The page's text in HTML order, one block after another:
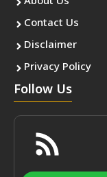
Contact Us
Disclaimer
Privacy Policy
Follow Us